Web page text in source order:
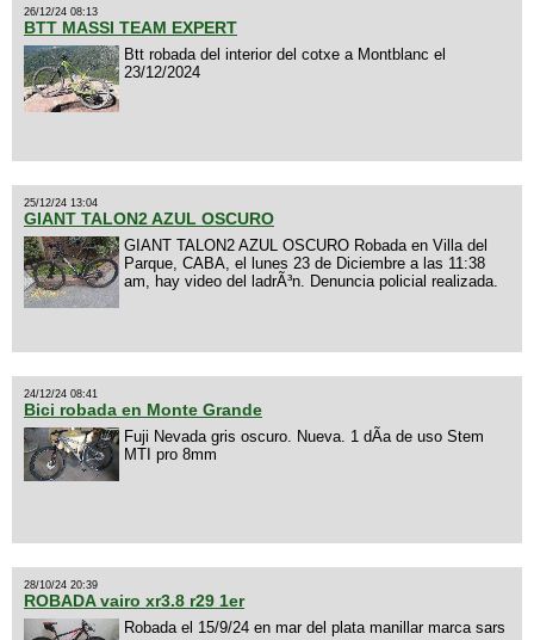
26/12/24 08:13
BTT MASSI TEAM EXPERT
Btt robada del interior del cotxe a Montblanc el
23/12/2024
25/12/24 13:04
GIANT TALON2 AZUL OSCURO
GIANT TALON2 AZUL OSCURO Robada en Villa del
Parque, CABA, el lunes 23 de Diciembre a las 11:38
am, hay video del ladrÃ³n. Denuncia policial realizada.
24/12/24 08:41
Bici robada en Monte Grande
Fuji Nevada gris oscuro. Nueva. 1 dÃ­a de uso Stem
MTI pro 8mm
28/10/24 20:39
ROBADA vairo xr3.8 r29 1er
Robada el 15/9/24 en mar del plata manillar marca sars